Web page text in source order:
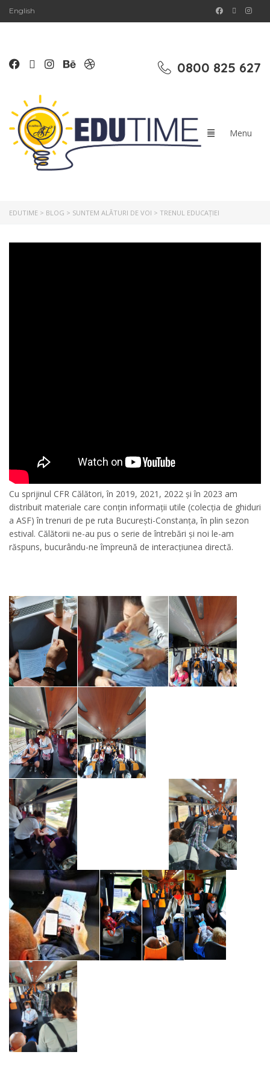
English
0800 825 627
EDUTIME > BLOG > SUNTEM ALĂTURI DE VOI > TRENUL EDUCAȚIEI
Cu sprijinul CFR Călători, în 2019, 2021, 2022 și în 2023 am
distribuit materiale care conțin informații utile (colecția de ghiduri
a ASF) în trenuri de pe ruta București-Constanța, în plin sezon
estival. Călătorii ne-au pus o serie de întrebări și noi le-am
răspuns, bucurându-ne împreună de interacțiunea directă.